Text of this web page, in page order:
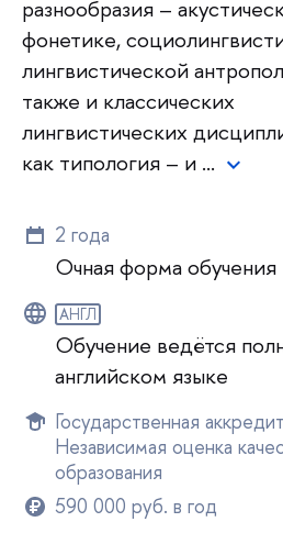
разнообразия –
фонетике,
лингвистической
также и классических
лингвистических
как типология – и …
2 года
Очная форма обучения
АНГЛ
Обучение ведётся
английском языке
Государственная
Независимая оценка
образования
590 000 руб. в год